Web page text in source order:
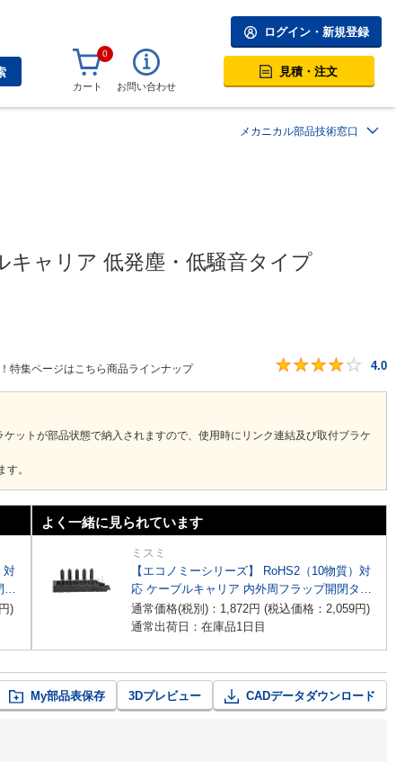
ログイン・新規登録
0
カート お問い合わせ
見積・注文
メカニカル部品技術窓口
キャリア 低発塵・低騒音タイプ
特集ページはこちら商品ラインナップ 4.0
ットが部品状態で納入されますので、使用時にリンク連結及び取付ブラケ
。
対
タ
円)
よく一緒に見られています
ミスミ
【エコノミーシリーズ】 RoHS2（10物質）対
応 ケーブルキャリア 内外周フラップ開閉タイ
プ
通常価格(税別)： 1,872円 (税込価格： 2,059円)
通常出荷日：在庫品1日目
My部品表保存 3Dプレビュー CADデータダウンロード